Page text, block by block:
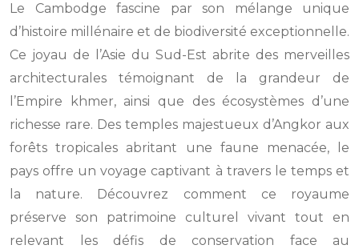
Le Cambodge fascine par son mélange unique
d’histoire millénaire et de biodiversité exceptionnelle.
Ce joyau de l’Asie du Sud-Est abrite des merveilles
architecturales témoignant de la grandeur de
l’Empire khmer, ainsi que des écosystèmes d’une
richesse rare. Des temples majestueux d’Angkor aux
forêts tropicales abritant une faune menacée, le
pays offre un voyage captivant à travers le temps et
la nature. Découvrez comment ce royaume
préserve son patrimoine culturel vivant tout en
relevant les défis de conservation face au